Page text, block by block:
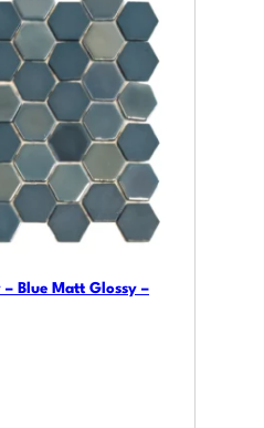
– Blue Matt Glossy –